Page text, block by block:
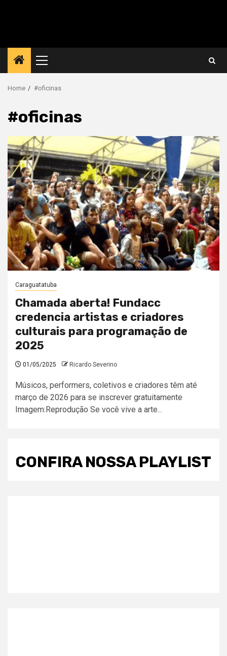
Primary
Menu
Home #oficinas
#oficinas
Caraguatatuba
Chamada aberta! Fundacc
credencia artistas e criadores
culturais para programação de
2025
01/05/2025 Ricardo Severino
Músicos, performers, coletivos e criadores têm até
março de 2026 para se inscrever gratuitamente
Imagem:Reprodução Se você vive a arte...
CONFIRA NOSSA PLAYLIST